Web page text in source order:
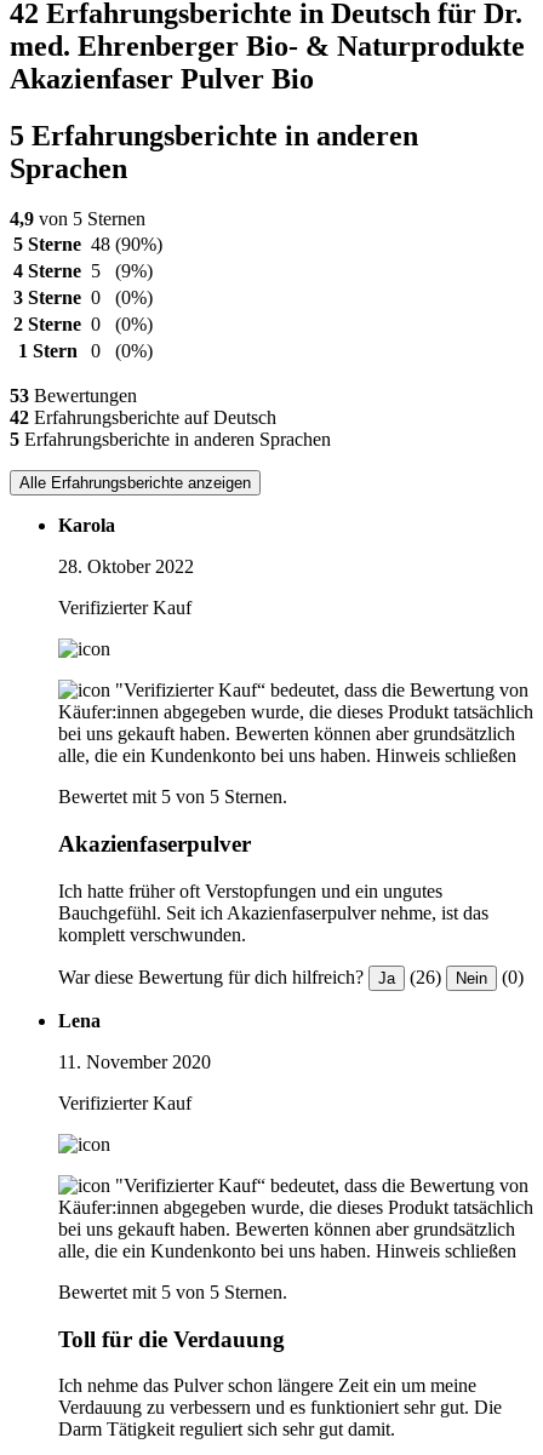
42 Erfahrungsberichte in Deutsch für Dr.
med. Ehrenberger Bio- & Naturprodukte
Akazienfaser Pulver Bio
5 Erfahrungsberichte in anderen
Sprachen
4,9 von 5 Sternen
5 Sterne 48 (90%)
4 Sterne 5
(9%)
3 Sterne 0
(0%)
2 Sterne 0
(0%)
1 Stern
0 (0%)
53 Bewertungen
42 Erfahrungsberichte auf Deutsch
5 Erfahrungsberichte in anderen Sprachen
Alle Erfahrungsberichte anzeigen
Karola
28. Oktober 2022
Verifizierter Kauf
"Verifizierter Kauf“ bedeutet, dass die Bewertung von
Käufer:innen abgegeben wurde, die dieses Produkt tatsächlich
bei uns gekauft haben. Bewerten können aber grundsätzlich
alle, die ein Kundenkonto bei uns haben. Hinweis schließen
Bewertet mit 5 von 5 Sternen.
Akazienfaserpulver
Ich hatte früher oft Verstopfungen und ein ungutes
Bauchgefühl. Seit ich Akazienfaserpulver nehme, ist das
komplett verschwunden.
War diese Bewertung für dich hilfreich? Ja (26) Nein (0)
Lena
11. November 2020
Verifizierter Kauf
"Verifizierter Kauf“ bedeutet, dass die Bewertung von
Käufer:innen abgegeben wurde, die dieses Produkt tatsächlich
bei uns gekauft haben. Bewerten können aber grundsätzlich
alle, die ein Kundenkonto bei uns haben. Hinweis schließen
Bewertet mit 5 von 5 Sternen.
Toll für die Verdauung
Ich nehme das Pulver schon längere Zeit ein um meine
Verdauung zu verbessern und es funktioniert sehr gut. Die
Darm Tätigkeit reguliert sich sehr gut damit.